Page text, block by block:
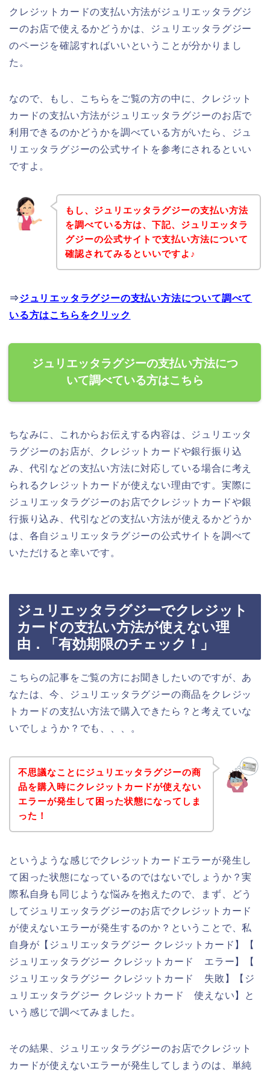
クレジットカードの支払い方法がジュリエッタラグジ
ーのお店で使えるかどうかは、ジュリエッタラグジー
のページを確認すればいいということが分かりまし
た。
なので、もし、こちらをご覧の方の中に、クレジット
カードの支払い方法がジュリエッタラグジーのお店で
利用できるのかどうかを調べている方がいたら、ジュ
リエッタラグジーの公式サイトを参考にされるといい
ですよ。
もし、ジュリエッタラグジーの支払い方法
を調べている方は、下記、ジュリエッタラ
グジーの公式サイトで支払い方法について
確認されてみるといいですよ♪
⇒ジュリエッタラグジーの支払い方法について調べて
いる方はこちらをクリック
ジュリエッタラグジーの支払い方法につ
いて調べている方はこちら
ちなみに、これからお伝えする内容は、ジュリエッタ
ラグジーのお店が、クレジットカードや銀行振り込
み、代引などの支払い方法に対応している場合に考え
られるクレジットカードが使えない理由です。実際に
ジュリエッタラグジーのお店でクレジットカードや銀
行振り込み、代引などの支払い方法が使えるかどうか
は、各自ジュリエッタラグジーの公式サイトを調べて
いただけると幸いです。
ジュリエッタラグジーでクレジット
カードの支払い方法が使えない理
由．「有効期限のチェック！」
こちらの記事をご覧の方にお聞きしたいのですが、あ
なたは、今、ジュリエッタラグジーの商品をクレジッ
トカードの支払い方法で購入できたら？と考えていな
いでしょうか？でも、、、。
不思議なことにジュリエッタラグジーの商
品を購入時にクレジットカードが使えない
エラーが発生して困った状態になってしま
った！
というような感じでクレジットカードエラーが発生し
て困った状態になっているのではないでしょうか？実
際私自身も同じような悩みを抱えたので、まず、どう
してジュリエッタラグジーのお店でクレジットカード
が使えないエラーが発生するのか？ということで、私
自身が【ジュリエッタラグジー クレジットカード】【
ジュリエッタラグジー クレジットカード エラー】【
ジュリエッタラグジー クレジットカード 失敗】【ジ
ュリエッタラグジー クレジットカード 使えない】と
いう感じで調べてみました。
その結果、ジュリエッタラグジーのお店でクレジット
カードが使えないエラーが発生してしまうのは、単純